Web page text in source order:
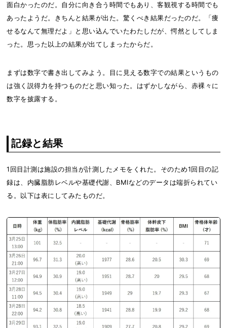
面白かったのだ。自分に向き合う時間でもあり、客観視する時間でも
あったようだ。きちんと結果が出た。驚くべき結果だったのだ。「痩
せるなんて無理だよ」と思い込んでいたわたしだが、愕然としてしま
った。思った以上の結果が出てしまったからだ。
まずは数字で書き出してみよう。目に見える数字での結果というもの
は強く説得力を持つものだと思い知った。はずかしながら、赤裸々に
数字を披露する。
記録と結果
1回目計測は施設の担当が計測したメモをくれた。そのため1回目の記
録は、内臓脂肪レベルや基礎代謝、BMIなどのデータは端折られてい
る。以下は表にしてみたものだ。